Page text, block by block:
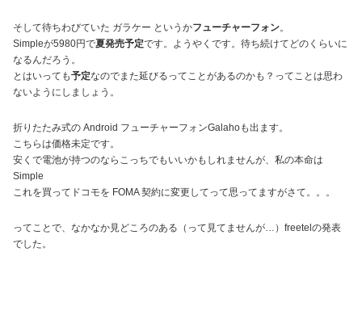
そして待ちわびていた ガラケー というかフューチャーフォン。
Simpleが5980円で夏発売予定です。ようやくです。待ち続けてどのくらいに
なるんだろう。
とはいっても予定なのでまた延びるってことがあるのかも？ってことは思わ
ないようにしましょう。
折りたたみ式の Android フューチャーフォンGalahoも出ます。
こちらは価格未定です。
安くで電池が持つのならこっちでもいいかもしれませんが、私の本命は
Simple
これを買ってドコモを FOMA 契約に変更してって思ってますがさて。。。
ってことで、なかなか見どころのある（って見てませんが…）freetelの発表
でした。